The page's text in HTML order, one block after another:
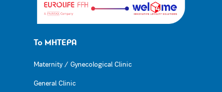
Το ΜΗΤΕΡΑ
Maternity / Gynecological Clinic
General Clinic